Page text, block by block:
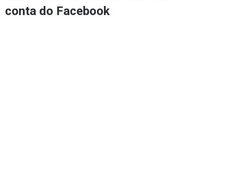
conta do Facebook